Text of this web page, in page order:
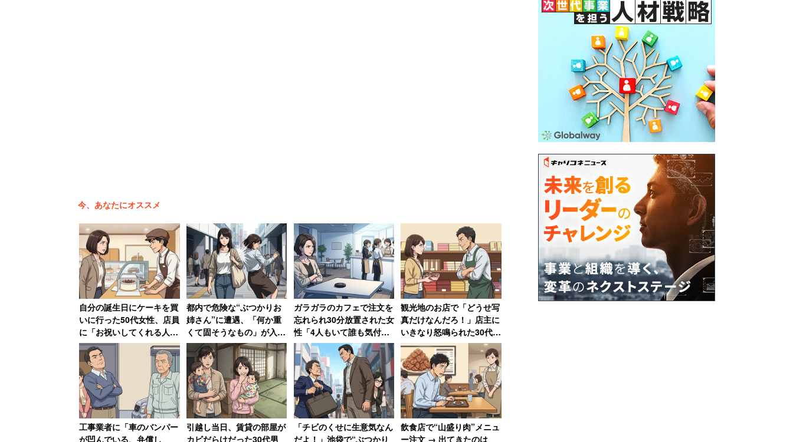
今、あなたにオススメ
自分の誕生日にケーキを買
いに行った50代女性、店員
に「お祝いしてくれる人い
ないんですか？」と言われ
て絶句
都内で危険な“ぶつかりお
姉さん”に遭遇、「何か重
くて固そうなもの」が入っ
てそうなバッグで体当た
り 「おぞましい人種」と
語る40代男性
ガラガラのカフェで注文を
忘れられ30分放置された女
性「4人もいて誰も気付か
ないなんて」→「絶対その
店には行かない」
観光地のお店で「どうせ写
真だけなんだろ！」店主に
いきなり怒鳴られた30代女
性、何も買わずに怒りの退
店【前編】
工事業者に「車のバンパー
が凹んでいる、弁償し
引越し当日、賃貸の部屋が
カビだらけだった30代男
「チビのくせに生意気なん
だよ！」池袋で“ぶつかり
飲食店で“山盛り肉”メニュ
ー注文 → 出てきたのは